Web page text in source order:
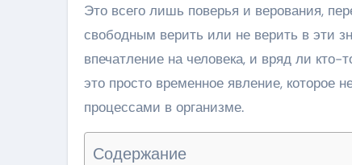
Это всего лишь поверья и верования,
свободным верить или не верить в эти
впечатление на человека, и вряд ли
это просто временное явление, которое
процессами в организме.
Содержание